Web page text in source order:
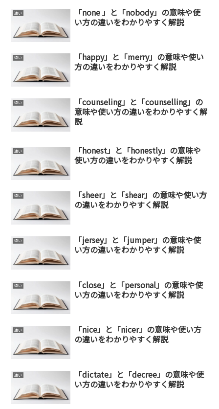
違い
「none 」と「nobody」の意味や使
い方の違いをわかりやすく解説
違い
「happy」と「merry」の意味や使い
方の違いをわかりやすく解説
違い
「counseling」と「counselling」の
意味や使い方の違いをわかりやすく解
説
違い
「honest」と「honestly」の意味や
使い方の違いをわかりやすく解説
違い
「sheer」と「shear」の意味や使い方
の違いをわかりやすく解説
違い
「jersey」と「jumper」の意味や使
い方の違いをわかりやすく解説
違い
「close」と「personal」の意味や使
い方の違いをわかりやすく解説
違い
「nice」と「nicer」の意味や使い方
の違いをわかりやすく解説
違い
「dictate」と「decree」の意味や使
い方の違いをわかりやすく解説